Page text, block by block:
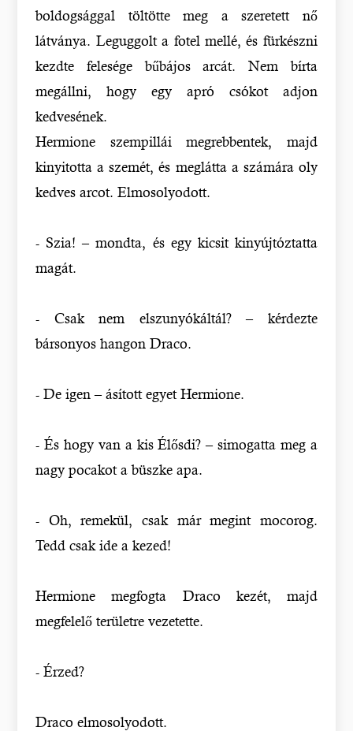
boldogsággal töltötte meg a szeretett nő
látványa. Leguggolt a fotel mellé, és fürkészni
kezdte felesége bűbájos arcát. Nem bírta
megállni, hogy egy apró csókot adjon
kedvesének.
Hermione szempillái megrebbentek, majd
kinyitotta a szemét, és meglátta a számára oly
kedves arcot. Elmosolyodott.
- Szia! – mondta, és egy kicsit kinyújtóztatta
magát.
- Csak nem elszunyókáltál? – kérdezte
bársonyos hangon Draco.
- De igen – ásított egyet Hermione.
- És hogy van a kis Élősdi? – simogatta meg a
nagy pocakot a büszke apa.
- Oh, remekül, csak már megint mocorog.
Tedd csak ide a kezed!
Hermione megfogta Draco kezét, majd
megfelelő területre vezetette.
- Érzed?
Draco elmosolyodott.